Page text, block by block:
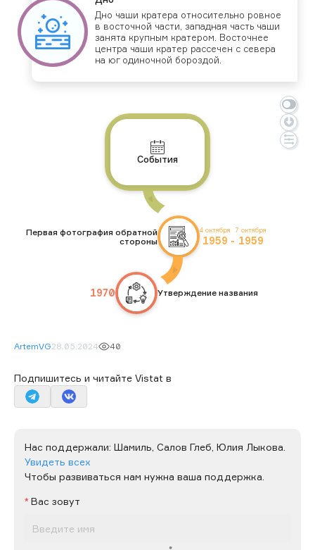
Дно ча­ши кра­тера от­но­ситель­но ров­ное
в вос­точной час­ти, за­пад­ная часть ча­ши
за­нята круп­ным кра­тером. Вос­точнее
цен­тра ча­ши кра­тер рас­се­чен с се­вера
на юг оди­ноч­ной бо­роз­дой.
События
4 октября
1959 -
7 октября
1959
Первая фотография обратной
стороны
1970 Утверждение названия
ArtemVG28.05.2024 40
Подпишитесь и читайте Vistat в
Нас поддержали: Шамиль, Салов Глеб, Юлия Лыкова.
Увидеть всех
Чтобы развиваться нам нужна ваша поддержка.
Вас зовут